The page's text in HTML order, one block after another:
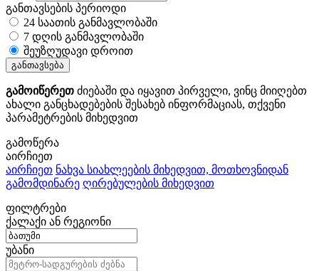
განთავსების პერიოდი
24 საათის განმავლობაში
7 დღის განმავლობაში
შეუზღუდავი დროით
განთავსება
გამოიწერეთ ძიებაში და იყავით პირველი, ვინც მიიღებთ
ახალი განცხადებების შესახებ ინფორმაციას, თქვენი
პარამეტრების მიხედვით
გამოწერა
აირჩიეთ
აირჩიეთ ნახვა სიახლეების მიხედვით, მოთხოვნიდან
გამომდინარე ღირებულების მიხედვით
ფილტრები
ქალაქი ან რეგიონი
უბანი